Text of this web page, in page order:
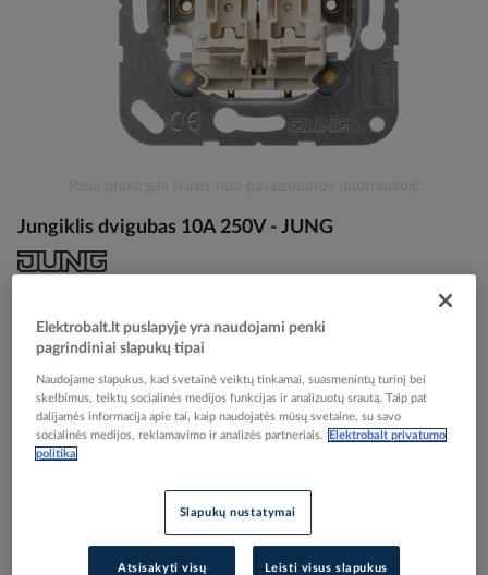
the
beginning
of
Jungiklis dvigubas 10A 250V - JUNG
000059
EAN kodas
Gamintojo prekės kodas
Prisijunkite, norėdami pamatyti kainas
Įtraukti į palyginimą
4darbo dienos (-ų)
Kiekis tiekėjo sandėlyje
Elektrobalt.lt puslapyje yra naudojami penki
pagrindiniai slapukų tipai
Naudojame slapukus, kad svetainė veiktų tinkamai, suasmenintų turinį bei
skelbimus, teiktų socialinės medijos funkcijas ir analizuotų srautą. Taip pat
dalijamės informacija apie tai, kaip naudojatės mūsų svetaine, su savo
socialinės medijos, reklamavimo ir analizės partneriais.
Elektrobalt privatumo
politika
Slapukų nustatymai
Atsisakyti visų Leisti visus slapukus